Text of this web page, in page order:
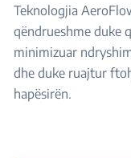
Teknologjia
qëndrueshme duke
minimizuar
dhe duke ruajtur
hapësirën.